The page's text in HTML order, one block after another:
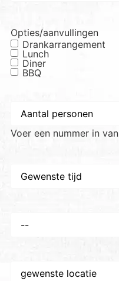
Opties/aanvullingen
Drankarrangement
Lunch
Diner
BBQ
personen *
Voer een nummer in van
tijd
plaats/locatie*